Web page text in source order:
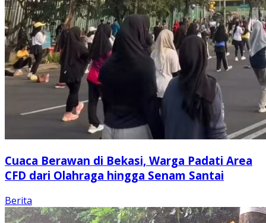
Cuaca Berawan di Bekasi, Warga Padati Area
CFD dari Olahraga hingga Senam Santai
Berita